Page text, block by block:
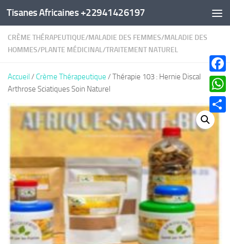
Au dessous du contenu
Tisanes Africaines +22941426197
CRÈME THÉRAPEUTIQUE/MALADIE DES FEMMES/MALADIE DES
HOMMES/PLANTE MÉDICINAL/TRAITEMENT NATUREL
Accueil/ Crème Thérapeutique / Thérapie 103 : Hernie Discal
Arthrose Sciatiques Soin Naturel